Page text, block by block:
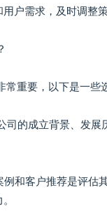
户需求，及时调整
重要，以下是一些
司的成立背景、发
和客户推荐是评